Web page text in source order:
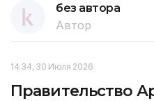
без автора
Автор
14:34, 30 Июля 2026
Правительство